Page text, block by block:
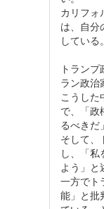
カリフォ
は、自分
している。
トラン
ラン政治
こうした
で、「
るべきだ
そして、
し、「
よう」と
一方でト
能」と批